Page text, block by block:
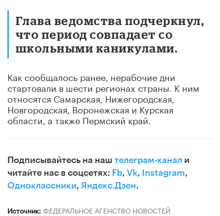
Глава ведомства подчеркнул,
что период совпадает со
школьными каникулами.
Как сообщалось ранее, нерабочие дни
стартовали в шести регионах страны. К ним
относятся Самарская, Нижегородская,
Новгородская, Воронежская и Курская
области, а также Пермский край.
Подписывайтесь на наш телеграм-канал и
читайте нас в соцсетях: Fb, Vk, Instagram,
Одноклассники, Яндекс.Дзен.
Источник: ФЕДЕРАЛЬНОЕ АГЕНСТВО НОВОСТЕЙ